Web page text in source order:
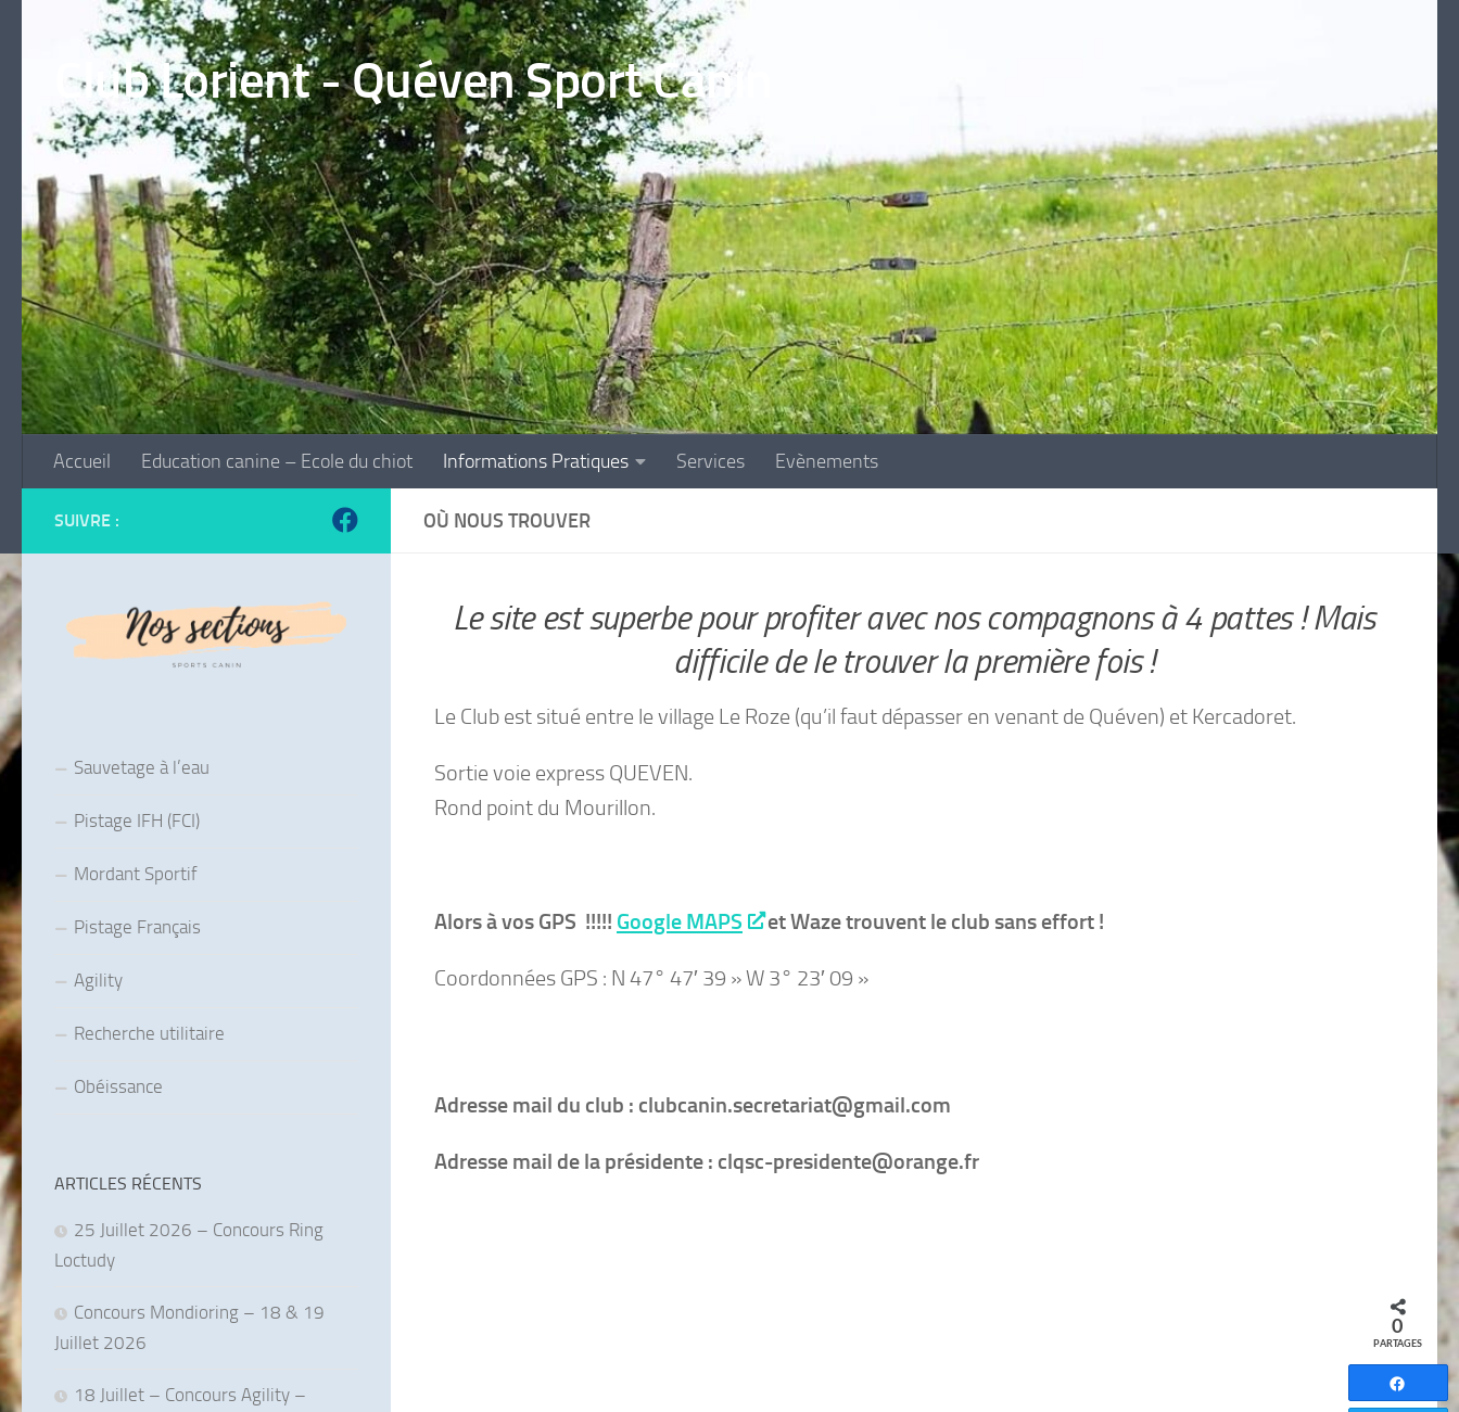
Skip to content
Club Lorient - Quéven Sport Canin
Accueil Education canine – Ecole du chiot Informations Pratiques Services Evènements
OÙ NOUS TROUVER
Le site est superbe pour profiter avec nos compagnons à 4 pattes ! Mais
difficile de le trouver la première fois !
Le Club est situé entre le village Le Roze (qu’il faut dépasser en venant de Quéven) et Kercadoret.
Sortie voie express QUEVEN.
Rond point du Mourillon.
Alors à vos GPS !!!!! Google MAPS et Waze trouvent le club sans effort !
Coordonnées GPS : N 47° 47′ 39 » W 3° 23′ 09 »
Adresse mail du club : clubcanin.secretariat@gmail.com
Adresse mail de la présidente : clqsc-presidente@orange.fr
SUIVRE :
Sauvetage à l’eau
Pistage IFH (FCI)
Mordant Sportif
Pistage Français
Agility
Recherche utilitaire
Obéissance
ARTICLES RÉCENTS
25 Juillet 2026 – Concours Ring
Loctudy
Concours Mondioring – 18 & 19
Juillet 2026
18 Juillet – Concours Agility –
0
PARTAGES